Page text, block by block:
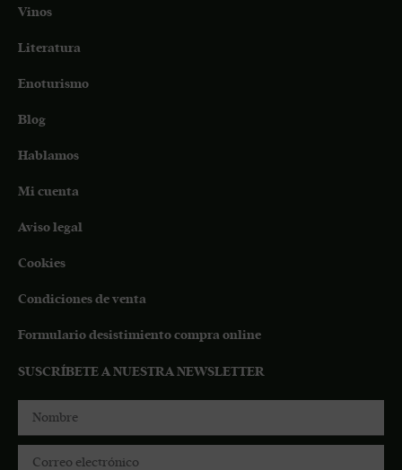
Vinos
Literatura
Enoturismo
Blog
Hablamos
Mi cuenta
Aviso legal
Cookies
Condiciones de venta
Formulario desistimiento compra online
SUSCRÍBETE A NUESTRA NEWSLETTER